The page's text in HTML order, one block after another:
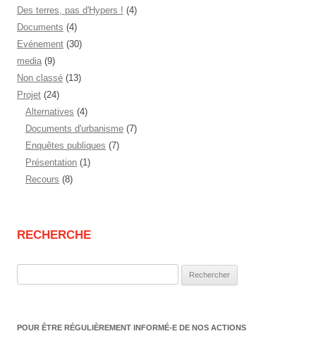
Des terres, pas d'Hypers ! (4)
Documents (4)
Evénement (30)
media (9)
Non classé (13)
Projet (24)
Alternatives (4)
Documents d'urbanisme (7)
Enquêtes publiques (7)
Présentation (1)
Recours (8)
RECHERCHE
POUR ÊTRE RÉGULIÈREMENT INFORMÉ-E DE NOS ACTIONS